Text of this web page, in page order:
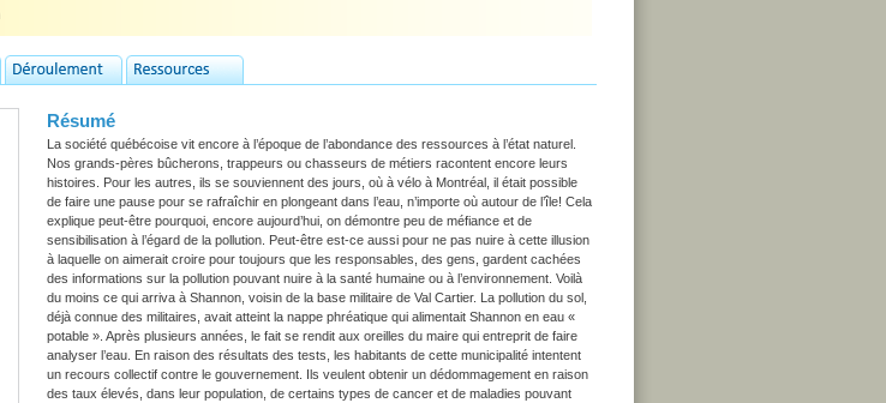
Résumé
La société québécoise vit encore à l’époque de l’abondance des ressources à l’état naturel.
Nos grands-pères bûcherons, trappeurs ou chasseurs de métiers racontent encore leurs
histoires. Pour les autres, ils se souviennent des jours, où à vélo à Montréal, il était possible
de faire une pause pour se rafraîchir en plongeant dans l’eau, n’importe où autour de l’île! Cela
explique peut-être pourquoi, encore aujourd’hui, on démontre peu de méfiance et de
sensibilisation à l’égard de la pollution. Peut-être est-ce aussi pour ne pas nuire à cette illusion
à laquelle on aimerait croire pour toujours que les responsables, des gens, gardent cachées
des informations sur la pollution pouvant nuire à la santé humaine ou à l’environnement. Voilà
du moins ce qui arriva à Shannon, voisin de la base militaire de Val Cartier. La pollution du sol,
déjà connue des militaires, avait atteint la nappe phréatique qui alimentait Shannon en eau «
potable ». Après plusieurs années, le fait se rendit aux oreilles du maire qui entreprit de faire
analyser l’eau. En raison des résultats des tests, les habitants de cette municipalité intentent
un recours collectif contre le gouvernement. Ils veulent obtenir un dédommagement en raison
des taux élevés, dans leur population, de certains types de cancer et de maladies pouvant